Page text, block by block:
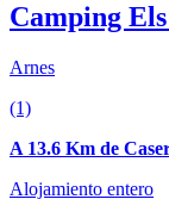
Camping
Arnes
(1)
A 13.6 Km de
Alojamiento entero